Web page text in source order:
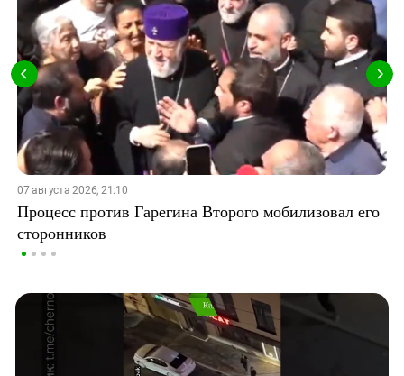
07 августа 2026, 21:10
Процесс против Гарегина Второго мобилизовал его
сторонников